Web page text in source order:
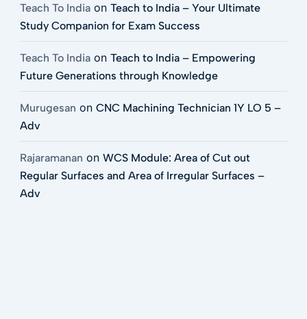
Teach To Indiaon Teach to India – Your Ultimate
Study Companion for Exam Success
Teach To Indiaon Teach to India – Empowering
Future Generations through Knowledge
Murugesan on CNC Machining Technician 1Y LO 5 –
Adv
Rajaramanan on WCS Module: Area of Cut out
Regular Surfaces and Area of Irregular Surfaces –
Adv